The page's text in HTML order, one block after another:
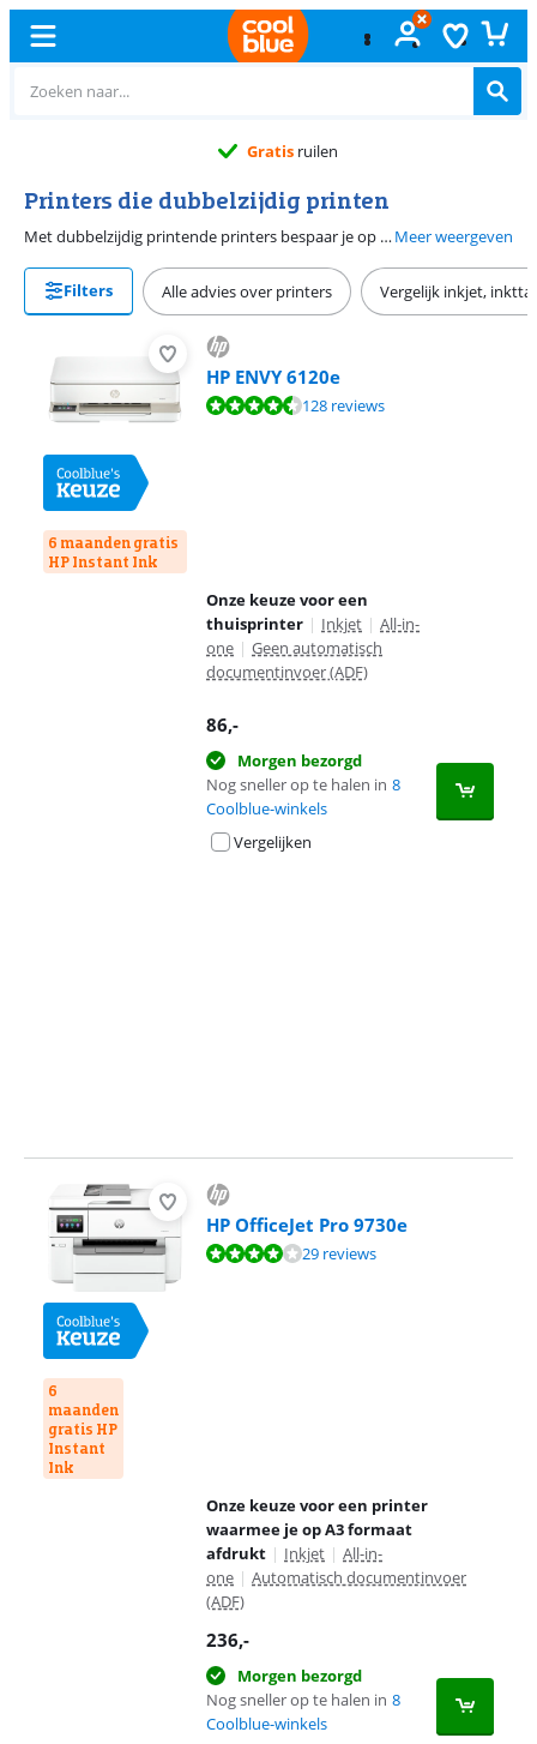
Gratis ruilen
Printers die dubbelzijdig printen
Met dubbelzijdig printende printers bespaar je op je papier. Naast goedkoop printen zorgt dubbelzijdig afdrukken ook voor een minder grote stapel papier en is het beter voor het milieu. Dit is vooral handig bij grote afdrukhoeveelheden, zoals op kantoor of bij het printen van grote verslagen. Met dubbelzijdig printen wordt bedoeld dat de printer automatisch dubbelzijdig afdrukt, waardoor je niet handmatig de vellen papier om hoeft te draaien.Meer weergeven
Filters Alle advies over printers Vergelijk inkjet,
6 maanden gratis
HP Instant Ink
HP ENVY 6120e
Beoordeling is 8,9 van de 10, gebaseerd op 128 reviews.
128 reviews
Onze keuze voor een
thuisprinter | Inkjet | All-in-
one | Geen automatisch
documentinvoer (ADF)
86,-
Morgen bezorgd
Nog sneller op te halen in 8
Coolblue-winkels
Vergelijken
6
maanden
gratis HP
Instant
Ink
HP OfficeJet Pro 9730e
Beoordeling is 8,2 van de 10, gebaseerd op 29 reviews.
29 reviews
Onze keuze voor een printer
waarmee je op A3 formaat
afdrukt | Inkjet | All-in-
one | Automatisch documentinvoer
(ADF)
236,-
Morgen bezorgd
Nog sneller op te halen in 8
Coolblue-winkels